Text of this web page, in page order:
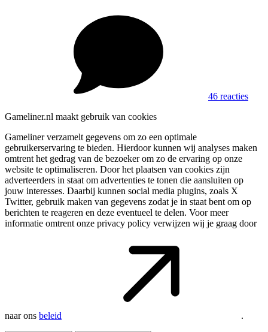
46 reacties
Gameliner.nl maakt gebruik van cookies
Gameliner verzamelt gegevens om zo een optimale
gebruikerservaring te bieden. Hierdoor kunnen wij analyses maken
omtrent het gedrag van de bezoeker om zo de ervaring op onze
website te optimaliseren. Door het plaatsen van cookies zijn
adverteerders in staat om advertenties te tonen die aansluiten op
jouw interesses. Daarbij kunnen social media plugins, zoals X
Twitter, gebruik maken van gegevens zodat je in staat bent om op
berichten te reageren en deze eventueel te delen. Voor meer
informatie omtrent onze privacy policy verwijzen wij je graag door
naar ons beleid .